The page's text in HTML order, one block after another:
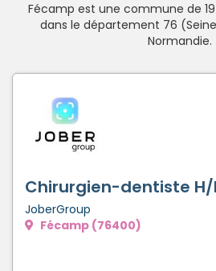
Se
Se
Se
Fécamp est une commune de
dans le département 76
Normandie.
Chirurgien-dentiste H/
JoberGroup
Fécamp (76400)